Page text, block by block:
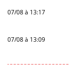
07/08 à 13:17
07/08 à 13:09